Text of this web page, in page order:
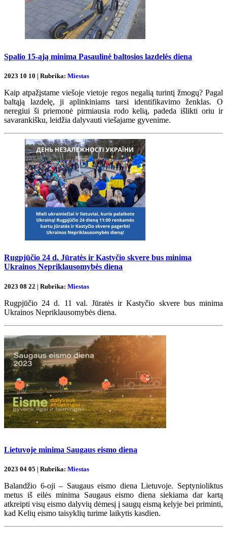
Spalio 15-ąją minima Pasaulinė baltosios lazdelės diena
2023 10 10 | Rubrika: Miestas
Kaip atpažįstame viešoje vietoje regos negalią turintį žmogų? Pagal
baltąją lazdelę, ji aplinkiniams tarsi identifikavimo ženklas. O
neregiui ši priemonė pirmiausia rodo kelią, padeda išlikti oriu ir
savarankišku, leidžia dalyvauti viešajame gyvenime.
Rugpjūčio 24 d. Jūratės ir Kastyčio skvere bus minima
Ukrainos Nepriklausomybės diena
2023 08 22 | Rubrika: Miestas
Rugpjūčio 24 d. 11 val. Jūratės ir Kastyčio skvere bus minima
Ukrainos Nepriklausomybės diena.
Lietuvoje minima Saugaus eismo diena
2023 04 05 | Rubrika: Miestas
Balandžio 6-oji – Saugaus eismo diena Lietuvoje. Septynioliktus
metus iš eilės minima Saugaus eismo diena siekiama dar kartą
atkreipti visų eismo dalyvių dėmesį į saugų eismą kelyje bei priminti,
kad Kelių eismo taisyklių turime laikytis kasdien.